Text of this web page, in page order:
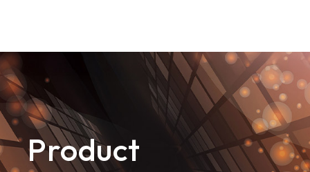
goldennet
N-Partner
TeamT5 杜浦數位安全
QSAN 廣盛科技
Product